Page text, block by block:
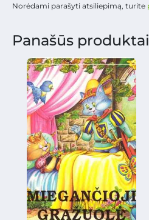
Norėdami parašyti atsiliepimą, turite
Panašūs produktai